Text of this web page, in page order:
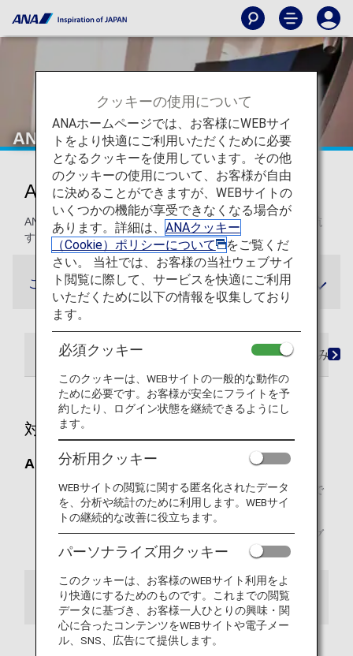
ANA国際線アップグレード特典
ANA国際線アップグレード特典
ANAマイレージクラブ会員およびその登録者は、ANAが運航
する国際線でマイルをご利用になれます。
ご注意
ご利用条件 必要マイルチャート お申し込み方
対象便
ANA国際線
ANA便名で他社が運航するコードシェア便や他社便名で
ANAが運航するコードシェア便はご利用できません。
2026年5月19日搭乗分より、日本国内線区間のアップグ
レード特典もご利用いただけます。
対象予約クラス
クッキーの使用について
ANAホームページでは、お客様にWEBサイ
トをより快適にご利用いただくために必要
となるクッキーを使用しています。その他
のクッキーの使用について、お客様が自由
に決めることができますが、WEBサイトの
いくつかの機能が享受できなくなる場合が
あります。詳細は、 ANAクッキー
（Cookie）ポリシーについて
をご覧くだ
さい。 当社では、お客様の当社ウェブサイ
ト閲覧に際して、サービスを快適にご利用
いただくために以下の情報を収集しており
ます。
必須クッキー
このクッキーは、WEBサイトの一般的な動作の
ために必要です。お客様が安全にフライトを予
約したり、ログイン状態を継続できるようにし
ます。
分析用クッキー
WEBサイトの閲覧に関する匿名化されたデータ
を、分析や統計のために利用します。WEBサイ
トの継続的な改善に役立ちます。
パーソナライズ用クッキー
このクッキーは、お客様のWEBサイト利用をよ
り快適にするためのものです。これまでの閲覧
データに基づき、お客様一人ひとりの興味・関
心に合ったコンテンツをWEBサイトや電子メー
ル、SNS、広告にて提供します。